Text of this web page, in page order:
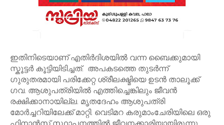
ഇതിനിടെയാണ് എതിർദിശയിൽ വന്ന ബൈക്കുമായി
സ്കൂട്ടർ കൂട്ടിയിടിച്ചത്. അപകടത്തെ തുടർന്ന്
ഗുരുതരമായി പരിക്കേറ്റ ശ്രീലക്ഷ്മിയെ ഉടൻ താലൂക്ക്
ഗവ. ആശുപത്രിയിൽ എത്തിച്ചെങ്കിലും ജീവൻ
രക്ഷിക്കാനായില്ല. മൃതദേഹം ആശുപത്രി
മോർച്ചറിയിലേക്ക് മാറ്റി. വെടിമറ കരുമാംചേരിയിലെ ഒരു